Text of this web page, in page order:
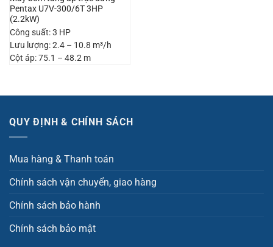
Pentax U7V-300/6T 3HP
(2.2kW)
Công suất: 3 HP
Lưu lượng: 2.4 – 10.8 m³/h
Cột áp: 75.1 – 48.2 m
QUY ĐỊNH & CHÍNH SÁCH
Mua hàng & Thanh toán
Chính sách vận chuyển, giao hàng
Chính sách bảo hành
Chính sách bảo mật